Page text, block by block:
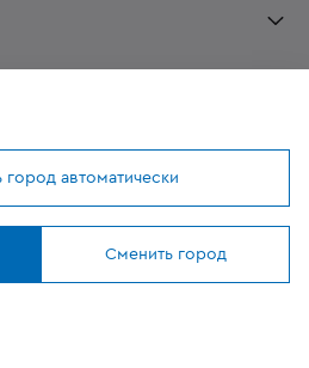
cookies
автоматически
Сменить город